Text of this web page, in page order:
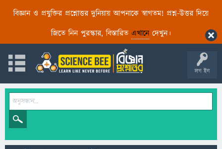
বিজ্ঞান ও প্রযুক্তির প্রশ্নোত্তর দুনিয়ায় আপনাকে স্বাগতম! প্রশ্ন-উত্তর দিয়ে
জিতে নিন পুরস্কার, বিস্তারিত এখানেদেখুন।
লগ ইন